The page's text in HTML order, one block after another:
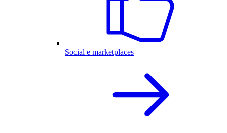
Social e marketplaces